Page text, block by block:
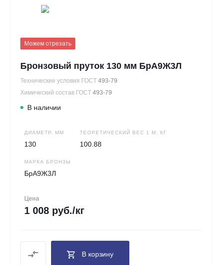
Можем отрезать
Бронзовый пруток 130 мм БрА9Ж3Л
Технические условия ГОСТ 493-79
Химический состав ГОСТ 493-79
В наличии
ДИАМЕТР, ММ
130
ТЕОРЕТИЧЕСКИЙ ВЕС 1 М, КГ
100.88
МАРКА БРОНЗЫ
БрА9Ж3Л
Цена
1 008 руб./кг
В корзину